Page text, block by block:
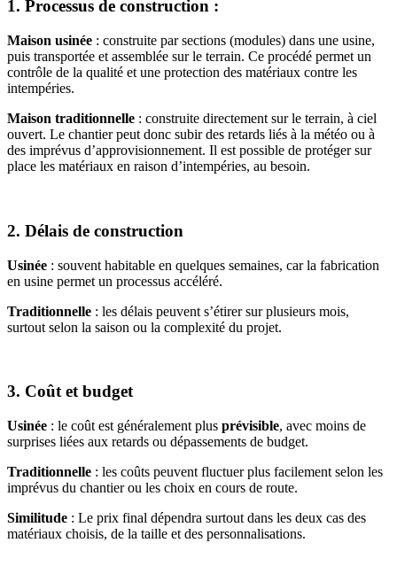
1. Processus de construction :
Maison usinée : construite par sections (modules) dans une usine,
puis transportée et assemblée sur le terrain. Ce procédé permet un
contrôle de la qualité et une protection des matériaux contre les
intempéries.
Maison traditionnelle : construite directement sur le terrain, à ciel
ouvert. Le chantier peut donc subir des retards liés à la météo ou à
des imprévus d’approvisionnement. Il est possible de protéger sur
place les matériaux en raison d’intempéries, au besoin.
2. Délais de construction
Usinée : souvent habitable en quelques semaines, car la fabrication
en usine permet un processus accéléré.
Traditionnelle : les délais peuvent s’étirer sur plusieurs mois,
surtout selon la saison ou la complexité du projet.
3. Coût et budget
Usinée : le coût est généralement plus prévisible, avec moins de
surprises liées aux retards ou dépassements de budget.
Traditionnelle : les coûts peuvent fluctuer plus facilement selon les
imprévus du chantier ou les choix en cours de route.
Similitude : Le prix final dépendra surtout dans les deux cas des
matériaux choisis, de la taille et des personnalisations.